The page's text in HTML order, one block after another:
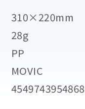
310×220mm
28g
PP
MOVIC
4549743954868